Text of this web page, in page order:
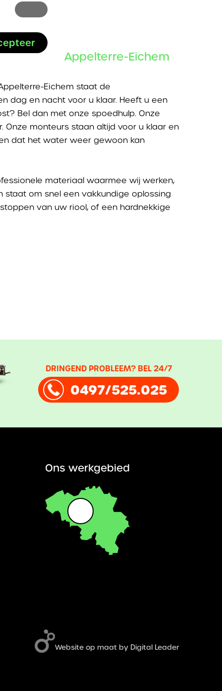
in Appelterre-Eichem
Eichem staat de
dag en nacht voor u klaar. Heeft u een
Bel dan met onze spoedhulp. Onze
monteurs staan altijd voor u klaar en
dat het water weer gewoon kan
materiaal waarmee wij werken,
om snel een vakkundige oplossing
van uw riool, of een hardnekkige
DRINGEND PROBLEEM? BEL 24/7
0497/525.025
Ons werkgebied
Website op maat by Digital Leader
u op.om
op
die u in
u
zodat u